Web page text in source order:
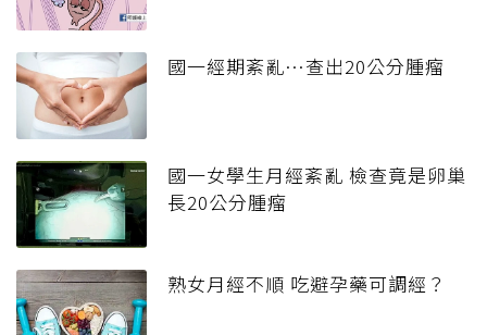
國一經期紊亂…查出20公分腫瘤
國一女學生月經紊亂 檢查竟是卵巢
長20公分腫瘤
熟女月經不順 吃避孕藥可調經？